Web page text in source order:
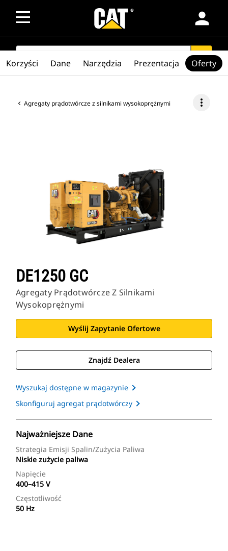
person
SEARCH search
Agregaty prądotwórcze z silnikami wysokoprężnymi more_vert
DE1250 GC
Agregaty Prądotwórcze Z Silnikami
Wysokoprężnymi
Wyślij Zapytanie Ofertowe
Znajdź Dealera
Wyszukaj dostępne w magazynie
Skonfiguruj agregat prądotwórczy
Najważniejsze Dane
Strategia Emisji Spalin/zużycia Paliwa
Niskie zużycie paliwa
Napięcie
400–415 V
Częstotliwość
50 Hz
Korzyści Dane Narzędzia Prezentacja Oferty